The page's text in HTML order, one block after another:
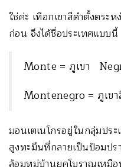
ใช่ค่ะ เทือกเขาสีดำตั้งตระ
ก่อน จึงได้ชื่อประเทศแบบนี้
Monte = ภูเขา
Montenegro = ภูเขา
มอนเตเนโกรอยู่ในกลุ่มปร
สูงทะมึนที่กลายเป็นป้อมปร